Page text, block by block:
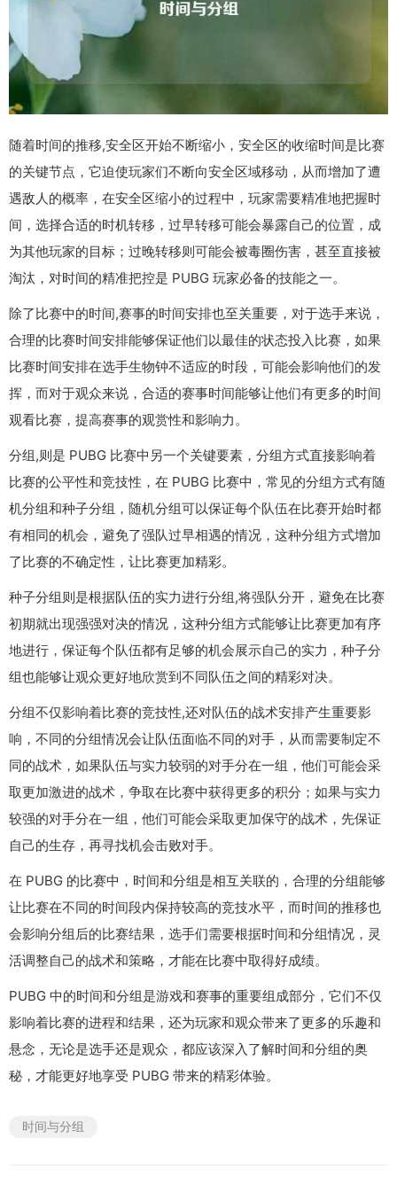
随着时间的推移,安全区开始不断缩小，安全区的收缩时间是比赛
的关键节点，它迫使玩家们不断向安全区域移动，从而增加了遭
遇敌人的概率，在安全区缩小的过程中，玩家需要精准地把握时
间，选择合适的时机转移，过早转移可能会暴露自己的位置，成
为其他玩家的目标；过晚转移则可能会被毒圈伤害，甚至直接被
淘汰，对时间的精准把控是 PUBG 玩家必备的技能之一。
除了比赛中的时间,赛事的时间安排也至关重要，对于选手来说，
合理的比赛时间安排能够保证他们以最佳的状态投入比赛，如果
比赛时间安排在选手生物钟不适应的时段，可能会影响他们的发
挥，而对于观众来说，合适的赛事时间能够让他们有更多的时间
观看比赛，提高赛事的观赏性和影响力。
分组,则是 PUBG 比赛中另一个关键要素，分组方式直接影响着
比赛的公平性和竞技性，在 PUBG 比赛中，常见的分组方式有随
机分组和种子分组，随机分组可以保证每个队伍在比赛开始时都
有相同的机会，避免了强队过早相遇的情况，这种分组方式增加
了比赛的不确定性，让比赛更加精彩。
种子分组则是根据队伍的实力进行分组,将强队分开，避免在比赛
初期就出现强强对决的情况，这种分组方式能够让比赛更加有序
地进行，保证每个队伍都有足够的机会展示自己的实力，种子分
组也能够让观众更好地欣赏到不同队伍之间的精彩对决。
分组不仅影响着比赛的竞技性,还对队伍的战术安排产生重要影
响，不同的分组情况会让队伍面临不同的对手，从而需要制定不
同的战术，如果队伍与实力较弱的对手分在一组，他们可能会采
取更加激进的战术，争取在比赛中获得更多的积分；如果与实力
较强的对手分在一组，他们可能会采取更加保守的战术，先保证
自己的生存，再寻找机会击败对手。
在 PUBG 的比赛中，时间和分组是相互关联的，合理的分组能够
让比赛在不同的时间段内保持较高的竞技水平，而时间的推移也
会影响分组后的比赛结果，选手们需要根据时间和分组情况，灵
活调整自己的战术和策略，才能在比赛中取得好成绩。
PUBG 中的时间和分组是游戏和赛事的重要组成部分，它们不仅
影响着比赛的进程和结果，还为玩家和观众带来了更多的乐趣和
悬念，无论是选手还是观众，都应该深入了解时间和分组的奥
秘，才能更好地享受 PUBG 带来的精彩体验。
时间与分组